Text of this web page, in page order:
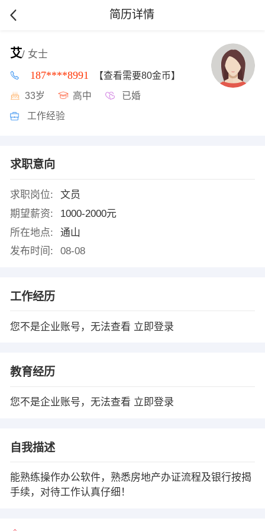
简历详情
艾/ 女士
187****8991 【查看需要80金币】
33岁 高中 已婚
工作经验
求职意向
求职岗位:
文员
期望薪资:
1000-2000元
所在地点:
通山
发布时间:
08-08
工作经历
您不是企业账号，无法查看 立即登录
教育经历
您不是企业账号，无法查看 立即登录
自我描述
能熟练操作办公软件，熟悉房地产办证流程及银行按揭
手续，对待工作认真仔细！